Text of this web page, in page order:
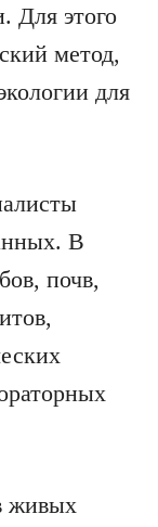
Для этого
метод,
для
В
почв,
живых